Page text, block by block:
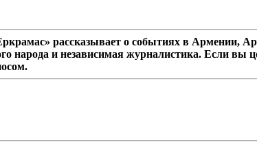
рассказывает о событиях в Армении,
народа и независимая журналистика. Если вы